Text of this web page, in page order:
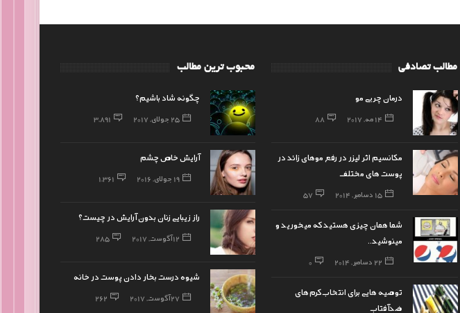
محبوب ترین مطالب
چگونه شاد باشیم؟
25 جولای, 2017 3,891
آرایش خاص چشم
19 جولای, 2016 1,361
راز زیبایی زنان بدون آرایش در چیست؟
12 آگوست, 2017 285
شیوه درست بخار دادن پوست در خانه
27 آگوست, 2017 262
مطالب تصادفی
درمان چربی مو
14 مه, 2017 88
مکانسیم اثر لیزر در رفع موهای زائد در
پوست های مختلف
15 دسامبر, 2014 57
شما همان چیزی هستید که میخورید و
مینوشید..
22 دسامبر, 2014 0
توصیه هایی برای انتخاب کرم‌های
ضدآفتاب